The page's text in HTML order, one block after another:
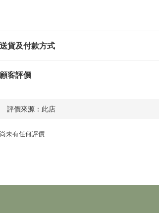
送貨及付款方式
顧客評價
尚未有任何評價